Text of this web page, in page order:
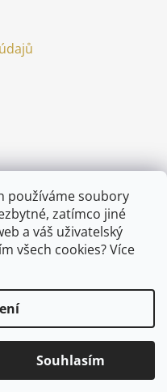
používáme soubory
zatímco jiné
a váš uživatelský
všech cookies?Více
Souhlasím
. Všechna práva
cookies